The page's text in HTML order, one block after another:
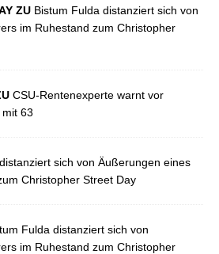
ZU Bistum Fulda distanziert sich von
im Ruhestand zum Christopher
CSU-Rentenexperte warnt vor
63
sich von Äußerungen eines
Christopher Street Day
Fulda distanziert sich von
im Ruhestand zum Christopher